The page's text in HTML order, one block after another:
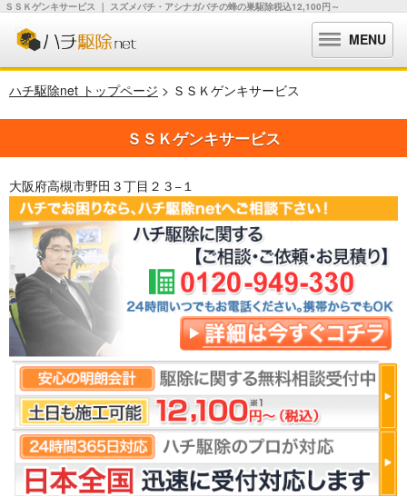
ＳＳＫゲンキサービス ｜ スズメバチ・アシナガバチの蜂の巣駆除税込12,100円～
MENU
ハチ駆除net トップページ > ＳＳＫゲンキサービス
ＳＳＫゲンキサービス
大阪府高槻市野田３丁目２３−１